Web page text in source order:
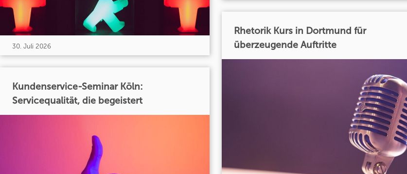
30. Juli 2026
Kundenservice-Seminar Köln:
Servicequalität, die begeistert
Rhetorik Kurs in Dortmund für
überzeugende Auftritte